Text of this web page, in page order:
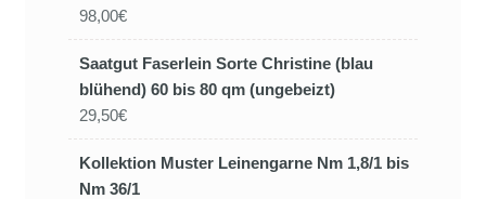
98,00€
Saatgut Faserlein Sorte Christine (blau
blühend) 60 bis 80 qm (ungebeizt)
29,50€
Kollektion Muster Leinengarne Nm 1,8/1 bis
Nm 36/1